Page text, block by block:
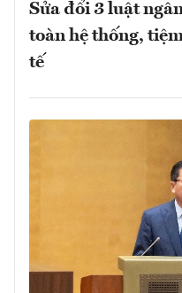
Sửa đổi 3 luật
toàn hệ thống,
tế